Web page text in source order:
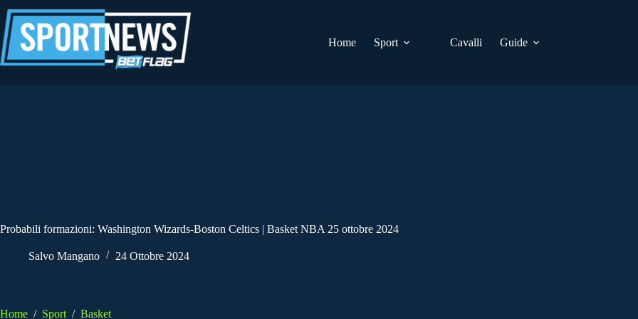
al
contenuto
Home
Sport Cavalli Guide
Probabili formazioni: Washington Wizards-Boston Celtics | Basket NBA 25 ottobre 2024
Salvo Mangano 24 Ottobre 2024
Home / Sport / Basket